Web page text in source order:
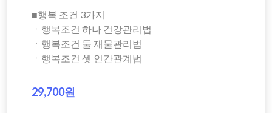
■행복 조건 3가지
ㆍ행복조건 하나 건강관리법
ㆍ행복조건 둘 재물관리법
ㆍ행복조건 셋 인간관계법
29,700원